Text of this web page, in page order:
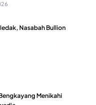
Nasabah Bullion
Menikahi